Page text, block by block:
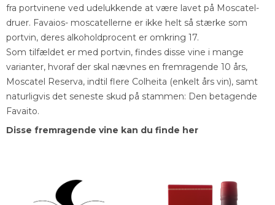
fra portvinene ved udelukkende at være lavet på Moscatel-
druer. Favaios- moscatellerne er ikke helt så stærke som
portvin, deres alkoholdprocent er omkring 17.
Som tilfældet er med portvin, findes disse vine i mange
varianter, hvoraf der skal nævnes en fremragende 10 års,
Moscatel Reserva, indtil flere Colheita (enkelt års vin), samt
naturligvis det seneste skud på stammen: Den betagende
Favaito.
Disse fremragende vine kan du finde her